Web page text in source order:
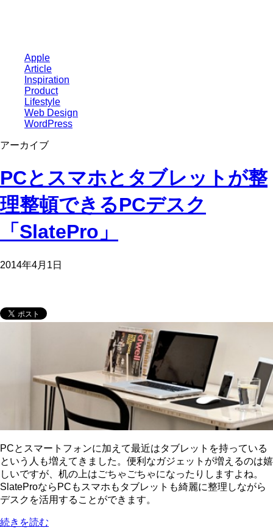
Apple
Article
Inspiration
Product
Lifestyle
Web Design
WordPress
アーカイブ
PCとスマホとタブレットが整
理整頓できるPCデスク
「SlatePro」
2014年4月1日
PCとスマートフォンに加えて最近はタブレットを持っている
という人も増えてきました。便利なガジェットが増えるのは嬉
しいですが、机の上はごちゃごちゃになったりしますよね。
SlateProならPCもスマホもタブレットも綺麗に整理しながら
デスクを活用することができます。
続きを読む